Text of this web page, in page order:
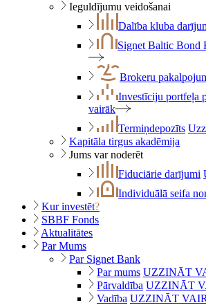
Ieguldījumu veidošanai
Dalība kluba
Signet Baltic Bond
Brokeru
Investīciju portfeļa
vairāk
Termiņdepozīts
Kapitāla tirgus akadēmija
Jums var noderēt
Fiduciārie darījumi
Individuālā seifa
Kur investēt?
SBBF Fonds
Aktualitātes
Par Mums
Par Signet Bank
Par mums UZZINĀT
Pārvaldība UZZINĀT
Vadība UZZINĀT